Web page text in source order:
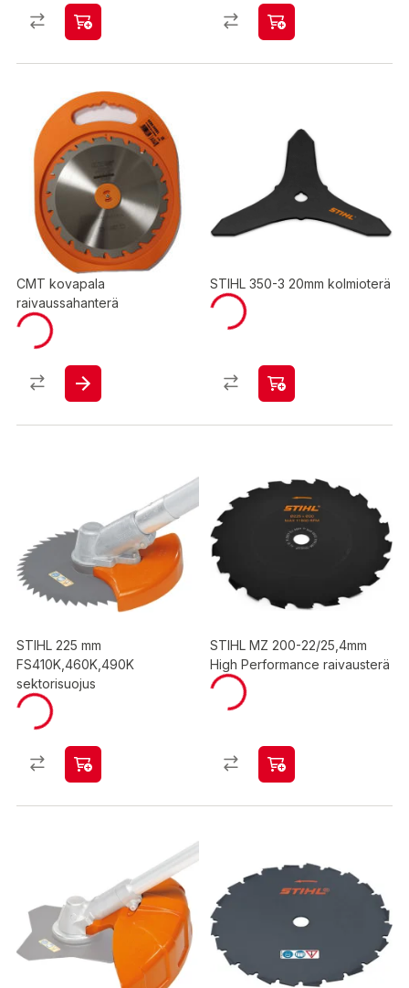
CMT kovapala
raivaussahanterä
STIHL 350-3 20mm kolmioterä
STIHL 225 mm
FS410K,460K,490K
sektorisuojus
STIHL MZ 200-22/25,4mm
High Performance raivausterä